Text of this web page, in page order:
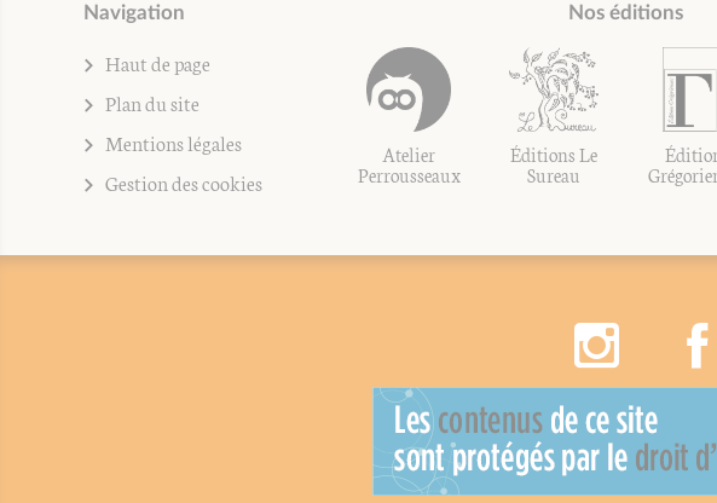
Navigation
Haut de page
Plan du site
Mentions légales
Gestion des cookies
Nos éditions
Atelier
Perrousseaux
Éditions Le
Sureau